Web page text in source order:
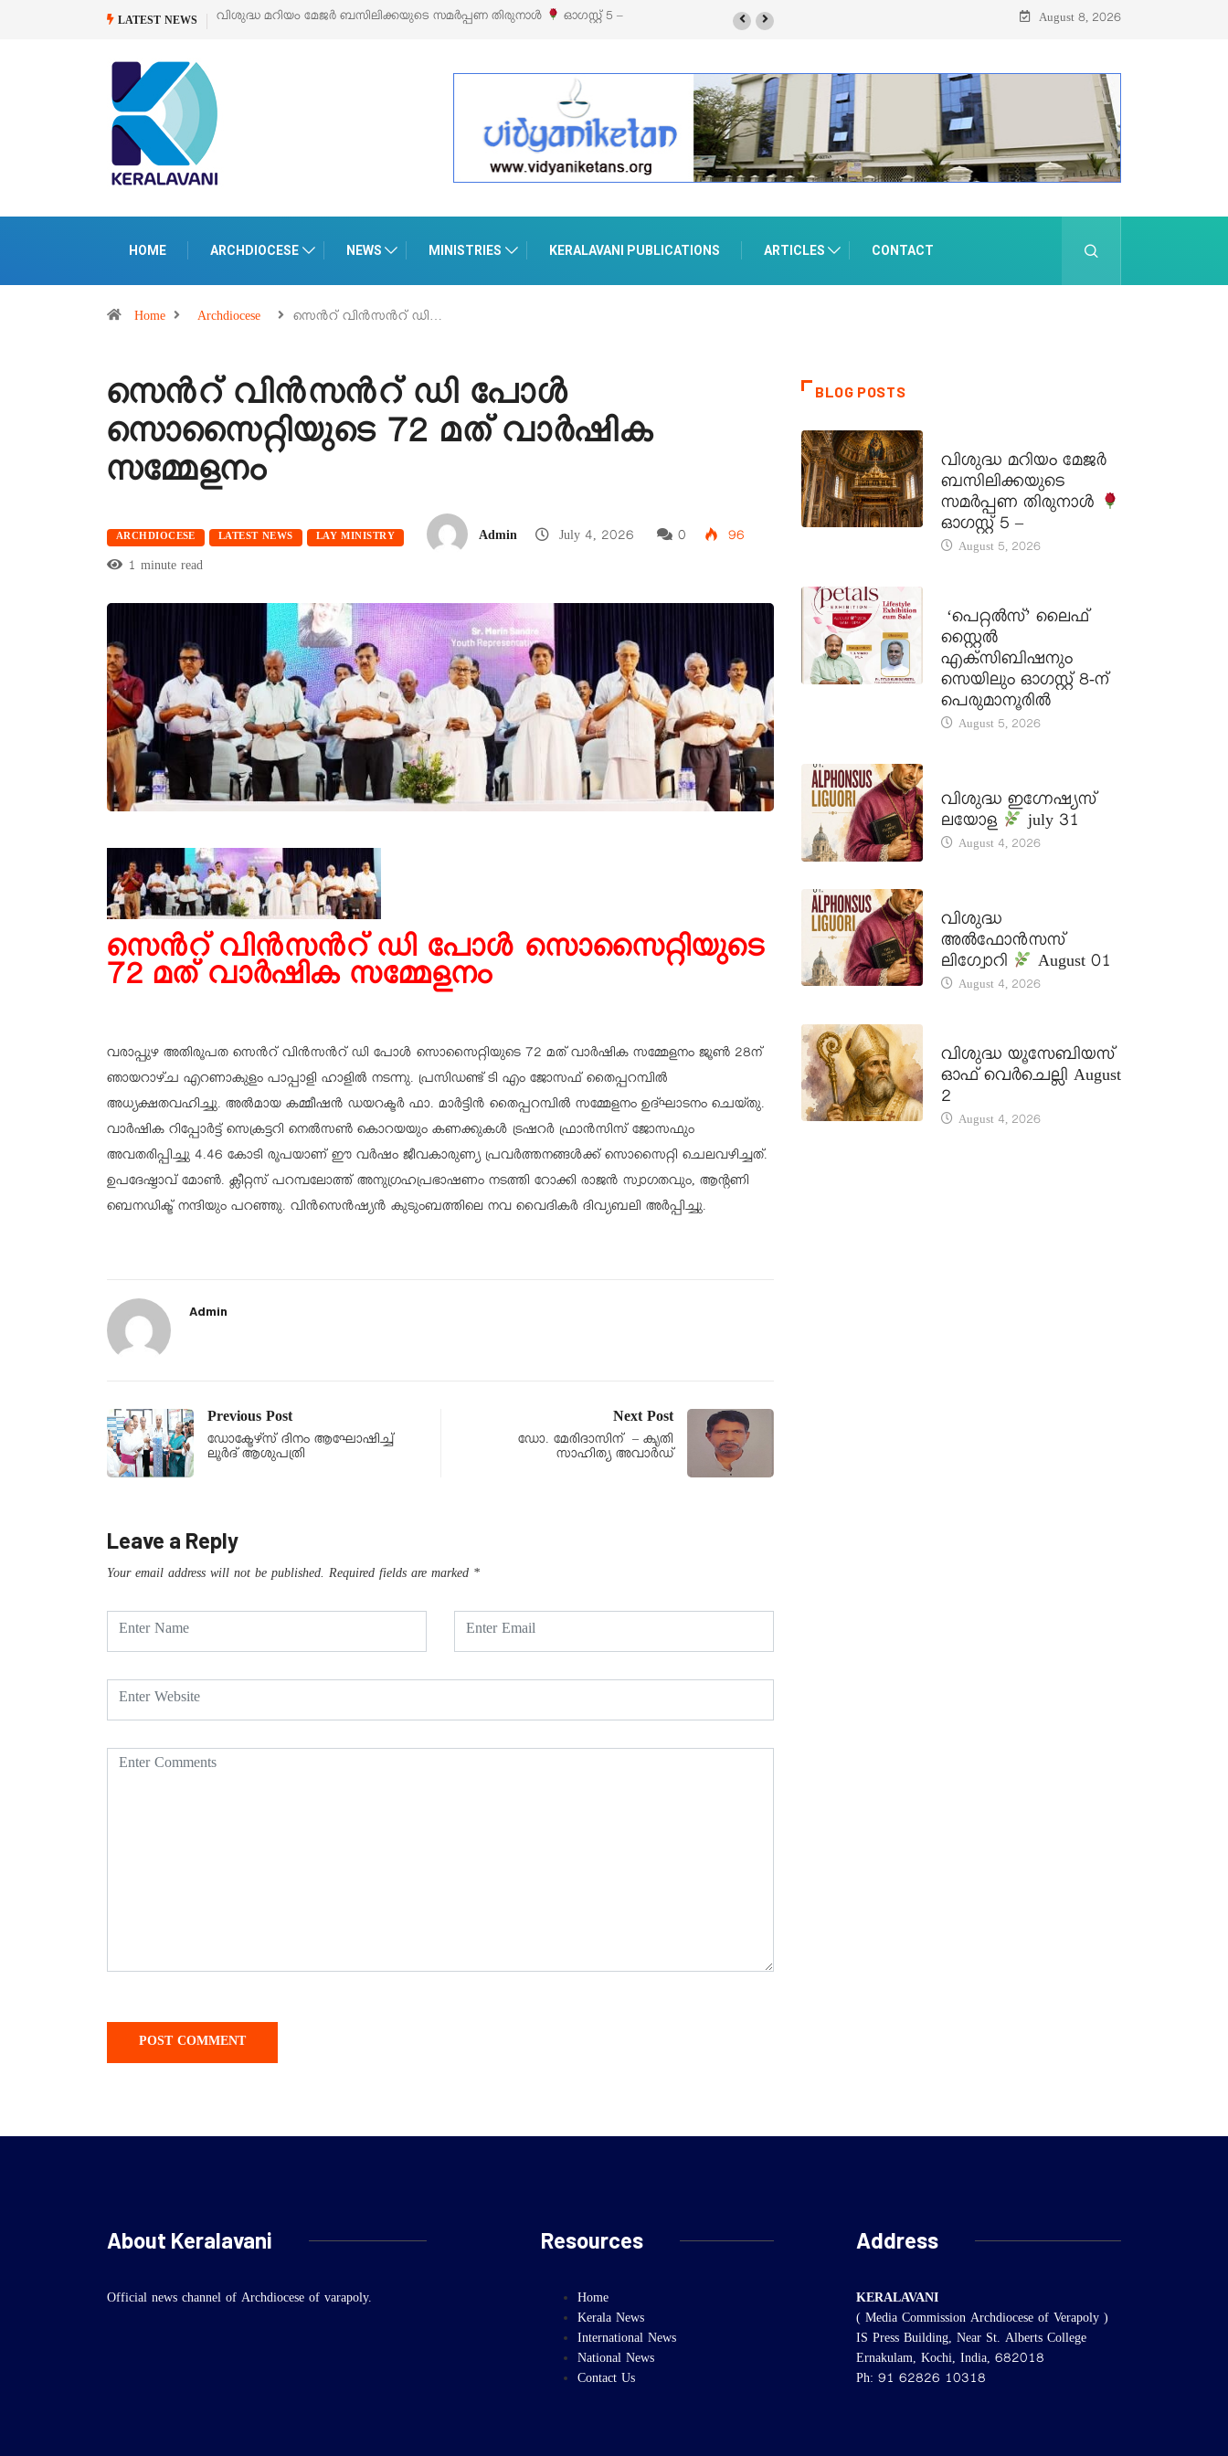
LATEST NEWS വിശുദ്ധ മറിയം മേജർ ബസിലിക്കയുടെ സമർപ്പണ തിരുനാൾ ഓഗസ്റ്റ് 5 – August 8, 2026
HOME ARCHDIOCESE NEWS MINISTRIES KERALAVANI PUBLICATIONS ARTICLES CONTACT
Home Archdiocese സെൻറ് വിൻസൻറ് ഡി…
സെൻറ് വിൻസൻറ് ഡി പോൾ
സൊസൈറ്റിയുടെ 72 മത് വാർഷിക
സമ്മേളനം
ARCHDIOCESE LATEST NEWS LAY MINISTRY Admin July 4, 2026 0
96
1 minute read
സെൻറ് വിൻസൻറ് ഡി പോൾ സൊസൈറ്റിയുടെ
72 മത് വാർഷിക സമ്മേളനം
വരാപ്പുഴ അതിരൂപത സെൻറ് വിൻസൻറ് ഡി പോൾ സൊസൈറ്റിയുടെ 72 മത് വാർഷിക സമ്മേളനം ജൂൺ 28ന്
ഞായറാഴ്ച എറണാകുളം പാപ്പാളി ഹാളിൽ നടന്നു. പ്രസിഡണ്ട് ടി എം ജോസഫ് തൈപ്പറമ്പിൽ
അധ്യക്ഷതവഹിച്ചു. അൽമായ കമ്മീഷൻ ഡയറക്ടർ ഫാ. മാർട്ടിൻ തൈപ്പറമ്പിൽ സമ്മേളനം ഉദ്ഘാടനം ചെയ്തു.
വാർഷിക റിപ്പോർട്ട് സെക്രട്ടറി നെൽസൺ കൊറയയും കണക്കുകൾ ട്രഷറർ ഫ്രാൻസിസ് ജോസഫും
അവതരിപ്പിച്ചു 4.46 കോടി രൂപയാണ് ഈ വർഷം ജീവകാരുണ്യ പ്രവർത്തനങ്ങൾക്ക് സൊസൈറ്റി ചെലവഴിച്ചത്.
ഉപദേഷ്ടാവ് മോൺ. ക്ലീറ്റസ് പറമ്പലോത്ത് അനുഗ്രഹപ്രഭാഷണം നടത്തി റോക്കി രാജൻ സ്വാഗതവും, ആന്റണി
ബെനഡിക്ട് നന്ദിയും പറഞ്ഞു. വിൻസെൻഷ്യൻ കുടുംബത്തിലെ നവ വൈദികർ ദിവ്യബലി അർപ്പിച്ചു.
Admin
Previous Post
ഡോക്ടേഴ്സ് ദിനം ആഘോഷിച്ച്
ലൂർദ് ആശുപത്രി
Next Post
ഡോ. മേരിദാസിന് – കൃതി
സാഹിത്യ അവാർഡ്
Leave a Reply
Your email address will not be published. Required fields are marked *
BLOG POSTS
വിശുദ്ധ മറിയം മേജർ
ബസിലിക്കയുടെ
സമർപ്പണ തിരുനാൾ
ഓഗസ്റ്റ് 5 –
August 5, 2026
‘പെറ്റൽസ്’ ലൈഫ്
സ്റ്റൈൽ
എക്സിബിഷനും
സെയിലും ഓഗസ്റ്റ് 8-ന്
പെരുമാനൂരിൽ
August 5, 2026
വിശുദ്ധ ഇഗ്നേഷ്യസ്
ലയോള
july 31
August 4, 2026
വിശുദ്ധ
അൽഫോൻസസ്
ലിഗ്വോറി
August 01
August 4, 2026
വിശുദ്ധ യൂസേബിയസ്
ഓഫ് വെർചെല്ലി August
2
August 4, 2026
About Keralavani
Official news channel of Archdiocese of varapoly.
Resources
Home
Kerala News
International News
National News
Contact Us
Address
KERALAVANI
( Media Commission Archdiocese of Verapoly )
IS Press Building, Near St. Alberts College
Ernakulam, Kochi, India, 682018
Ph: 91 62826 10318